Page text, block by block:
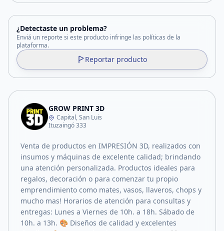
¿Detectaste un problema?
Enviá un reporte si este producto infringe las políticas de la
plataforma.
Reportar producto
GROW PRINT 3D
Capital, San Luis
Ituzaingó 333
Venta de productos en IMPRESIÓN 3D, realizados con
insumos y máquinas de excelente calidad; brindando
una atención personalizada. Productos ideales para
regalos, decoración o para comenzar tu propio
emprendimiento como mates, vasos, llaveros, chops y
mucho mas! Horarios de atención para consultas y
entregas: Lunes a Viernes de 10h. a 18h. Sábado de
10h. a 13h. 🎨 Diseños de calidad y excelentes